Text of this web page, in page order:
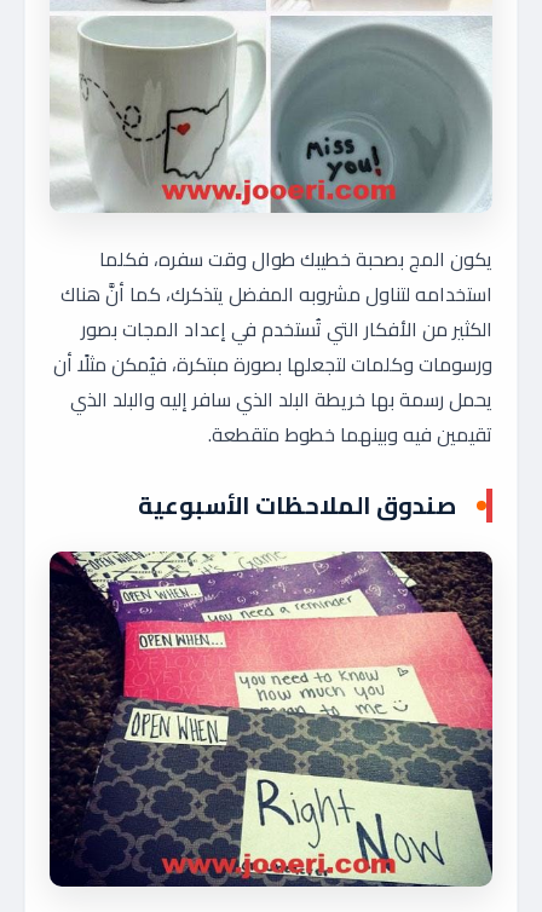
يكون المج بصحبة خطيبك طوال وقت سفره، فكلما
استخدامه لتناول مشروبه المفضل يتذكرك، كما أنَّ هناك
الكثير من الأفكار التي تُستخدم في إعداد المجات بصور
ورسومات وكلمات لتجعلها بصورة مبتكرة، فيُمكن مثلًا أن
يحمل رسمة بها خريطة البلد الذي سافر إليه والبلد الذي
تقيمين فيه وبينهما خطوط متقطعة.
صندوق الملاحظات الأسبوعية